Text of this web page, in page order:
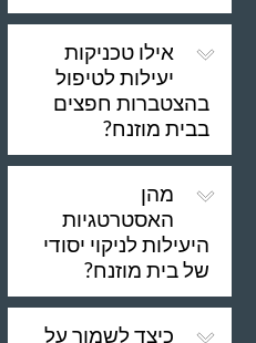
אילו טכניקות
יעילות לטיפול
בהצטברות חפצים
בבית מוזנח?
מהן
האסטרטגיות
היעילות לניקוי יסודי
של בית מוזנח?
כיצד לשמור על